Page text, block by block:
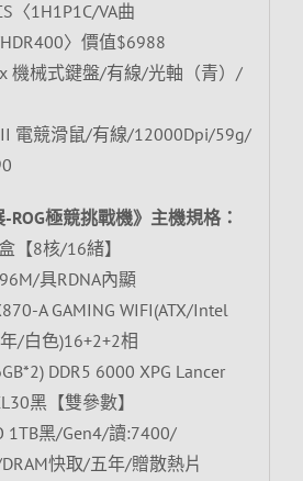
〈1H1P1C/VA曲
〉價值$6988
機械式鍵盤/有線/光軸（青）/
電競滑鼠/有線/12000Dpi/59g/
-ROG極競挑戰機》主機規格：
【8核/16緒】
具RDNA內顯
A GAMING WIFI(ATX/Intel
/白色)16+2+2相
DDR5 6000 XPG Lancer
黑【雙參數】
1TB黑/Gen4/讀:7400/
快取/五年/贈散熱片